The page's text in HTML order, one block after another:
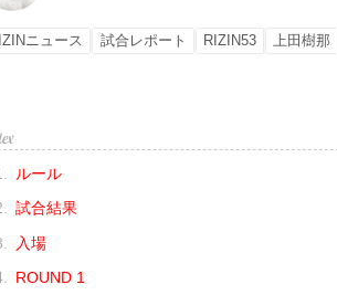
ニュース 試合レポート RIZIN53 上田樹那
ルール
試合結果
入場
ROUND 1